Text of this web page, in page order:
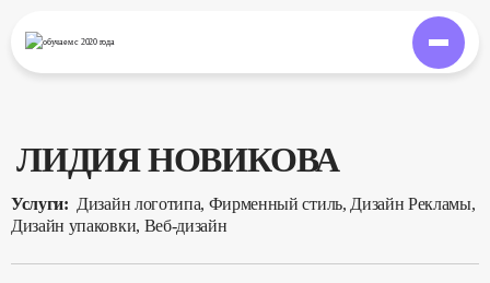
обучаемс 2020 года
ЛИДИЯ НОВИКОВА
Услуги: Дизайн логотипа, Фирменный стиль, Дизайн Рекламы,
Дизайн упаковки, Веб-дизайн